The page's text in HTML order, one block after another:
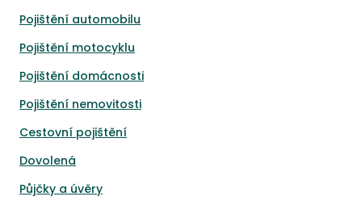
Pojištění automobilu
Pojištění motocyklu
Pojištění domácnosti
Pojištění nemovitosti
Cestovní pojištění
Dovolená
Půjčky a úvěry